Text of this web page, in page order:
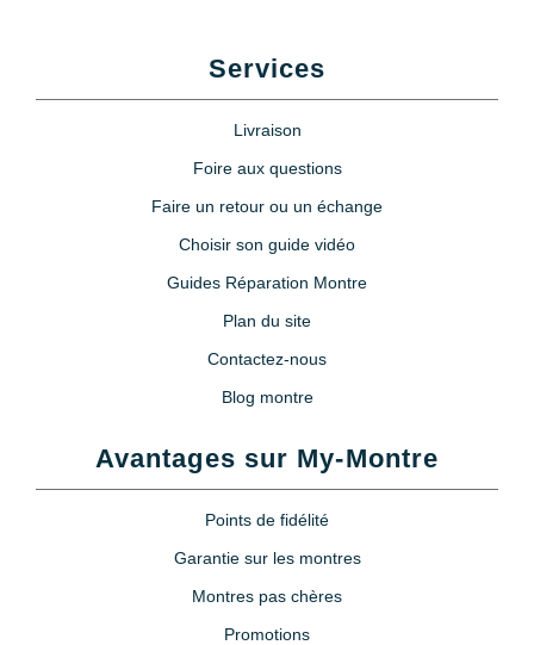
Services
Livraison
Foire aux questions
Faire un retour ou un échange
Choisir son guide vidéo
Guides Réparation Montre
Plan du site
Contactez-nous
Blog montre
Avantages sur My-Montre
Points de fidélité
Garantie sur les montres
Montres pas chères
Promotions